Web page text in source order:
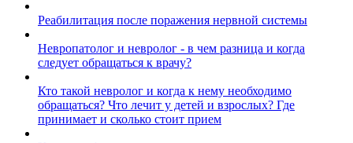
Реабилитация после поражения нервной системы
Невропатолог и невролог - в чем разница и когда
следует обращаться к врачу?
Кто такой невролог и когда к нему необходимо
обращаться? Что лечит у детей и взрослых? Где
принимает и сколько стоит прием